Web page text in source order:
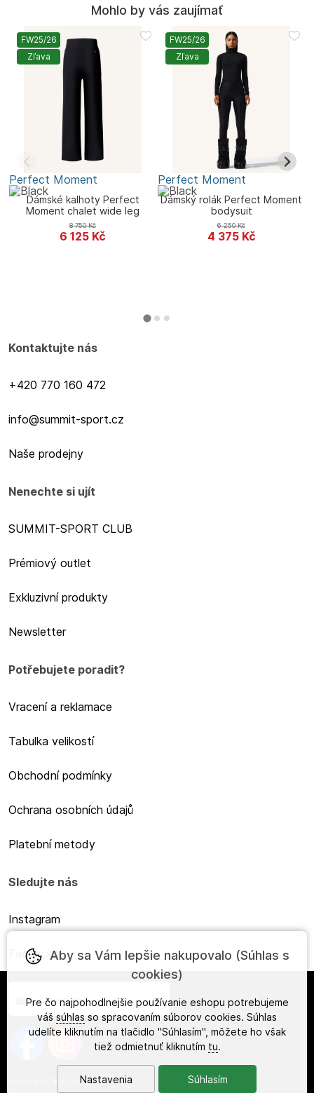
Mohlo by vás zaujímať
FW25/26
Zľava
Perfect Moment
Dámské kalhoty Perfect
Moment chalet wide leg
knitted pant
6 125 Kč
8 750Kč
FW25/26
Zľava
Perfect Moment
Dámský rolák Perfect Moment
bodysuit
4 375 Kč
6 250Kč
Kontaktujte nás
+420 770 160 472
info@summit-sport.cz
Naše prodejny
Nenechte si ujít
SUMMIT-SPORT CLUB
Prémiový outlet
Exkluzivní produkty
Newsletter
Potřebujete poradit?
Vracení a reklamace
Tabulka velikostí
Obchodní podmínky
Ochrana osobních údajů
Platební metody
Sledujte nás
Instagram
Facebook
Slovensky
ineShop
Aby sa Vám lepšie nakupovalo (Súhlas s
cookies)
Pre čo najpohodlnejšie používanie eshopu potrebujeme
váš súhlas so spracovaním súborov cookies. Súhlas
udelíte kliknutím na tlačidlo "Súhlasím", môžete ho však
tiež odmietnuť kliknutím tu.
Nastavenia Súhlasím